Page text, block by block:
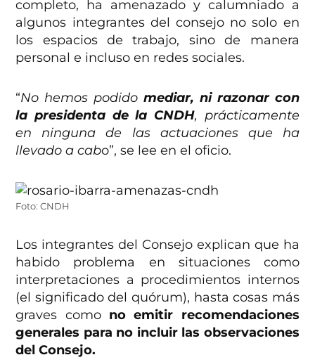
completo, ha amenazado y calumniado a
algunos integrantes del consejo no solo en
los espacios de trabajo, sino de manera
personal e incluso en redes sociales.
“No hemos podido mediar, ni razonar con
la presidenta de la CNDH, prácticamente
en ninguna de las actuaciones que ha
llevado a cabo”, se lee en el oficio.
Foto: CNDH
Los integrantes del Consejo explican que ha
habido problema en situaciones como
interpretaciones a procedimientos internos
(el significado del quórum), hasta cosas más
graves como no emitir recomendaciones
generales para no incluir las observaciones
del Consejo.